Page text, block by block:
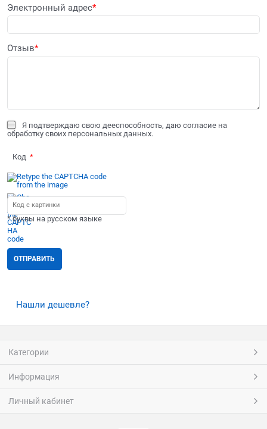
Электронный адрес
Отзыв
Я подтверждаю свою дееспособность, даю согласие на
обработку своих персональных данных.
Код
* буквы на русском языке
Нашли дешевле?
Категории
Информация
Личный кабинет